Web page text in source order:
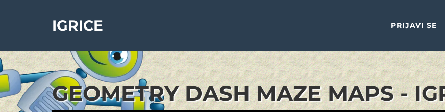
IGRICE PRIJAVI SE
GEOMETRY DASH MAZE MAPS -